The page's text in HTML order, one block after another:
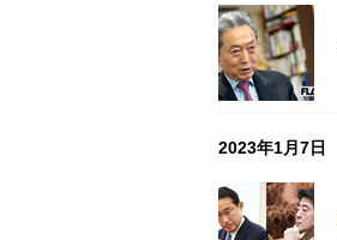
2023年1月7日